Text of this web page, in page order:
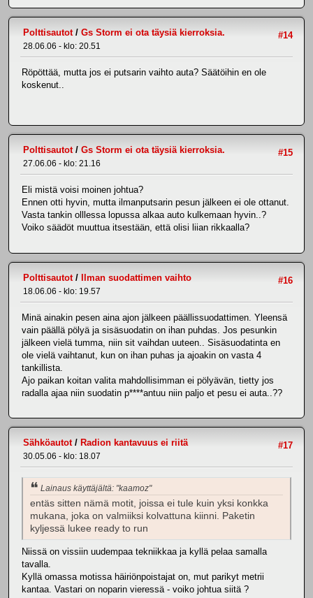
#14
Polttisautot/ Gs Storm ei ota täysiä kierroksia.
28.06.06 - klo: 20.51
Röpöttää, mutta jos ei putsarin vaihto auta? Säätöihin en ole
koskenut..
#15
Polttisautot/ Gs Storm ei ota täysiä kierroksia.
27.06.06 - klo: 21.16
Eli mistä voisi moinen johtua?
Ennen otti hyvin, mutta ilmanputsarin pesun jälkeen ei ole ottanut.
Vasta tankin olllessa lopussa alkaa auto kulkemaan hyvin..?
Voiko säädöt muuttua itsestään, että olisi liian rikkaalla?
#16
Polttisautot/ Ilman suodattimen vaihto
18.06.06 - klo: 19.57
Minä ainakin pesen aina ajon jälkeen päällissuodattimen. Yleensä
vain päällä pölyä ja sisäsuodatin on ihan puhdas. Jos pesunkin
jälkeen vielä tumma, niin sit vaihdan uuteen.. Sisäsuodatinta en
ole vielä vaihtanut, kun on ihan puhas ja ajoakin on vasta 4
tankillista.
Ajo paikan koitan valita mahdollisimman ei pölyävän, tietty jos
radalla ajaa niin suodatin p****antuu niin paljo et pesu ei auta..??
#17
Sähköautot/ Radion kantavuus ei riitä
30.05.06 - klo: 18.07
Lainaus käyttäjältä: "kaamoz"
entäs sitten nämä motit, joissa ei tule kuin yksi konkka
mukana, joka on valmiiksi kolvattuna kiinni. Paketin
kyljessä lukee ready to run
Niissä on vissiin uudempaa tekniikkaa ja kyllä pelaa samalla
tavalla.
Kyllä omassa motissa häiriönpoistajat on, mut parikyt metrii
kantaa. Vastari on noparin vieressä - voiko johtua siitä ?